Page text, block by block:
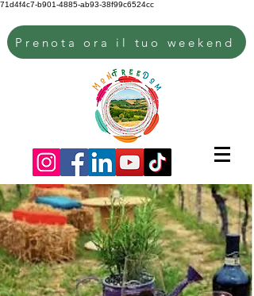
71d4f4c7-b901-4885-ab93-38f99c6524cc
Prenota ora il tuo weekend